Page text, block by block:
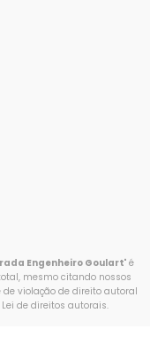
Engenheiro Goulart" é
mesmo citando nossos
violação de direito autoral
de direitos autorais.